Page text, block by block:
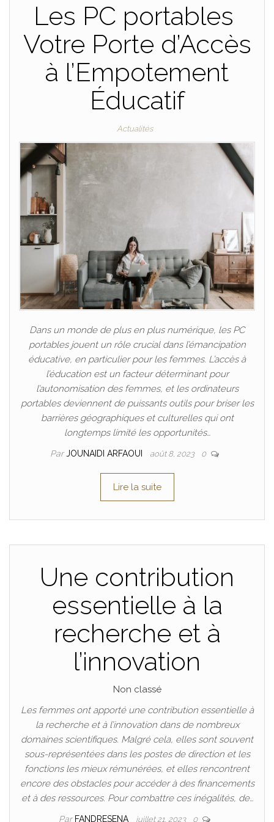
Les PC portables
Votre Porte d’Accès
à l’Empotement
Éducatif
Actualités
Dans un monde de plus en plus numérique, les PC
portables jouent un rôle crucial dans l’émancipation
éducative, en particulier pour les femmes. L’accès à
l’éducation est un facteur déterminant pour
l’autonomisation des femmes, et les ordinateurs
portables deviennent de puissants outils pour briser les
barrières géographiques et culturelles qui ont
longtemps limité les opportunités…
ParJOUNAIDI ARFAOUI août 8, 2023 0
Lire la suite
Une contribution
essentielle à la
recherche et à
l’innovation
Non classé
Les femmes ont apporté une contribution essentielle à
la recherche et à l’innovation dans de nombreux
domaines scientifiques. Malgré cela, elles sont souvent
sous-représentées dans les postes de direction et les
fonctions les mieux rémunérées, et elles rencontrent
encore des obstacles pour accéder à des financements
et à des ressources. Pour combattre ces inégalités, de…
Par FANDRESENA juillet 21, 2023 0